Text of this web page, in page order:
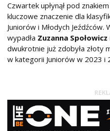
Czwartek upłynął pod
kluczowe znaczenie dla
Juniorów i Młodych Jeźdźców.
wypadła Zuzanna
dwukrotnie już zdobyła złoty
w kategorii Juniorów w 2023 i